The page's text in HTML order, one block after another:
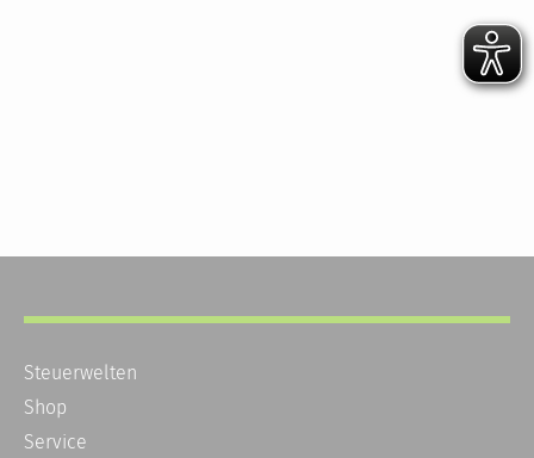
Steuerwelten
Shop
Service